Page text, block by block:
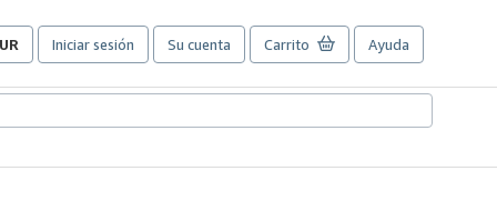
Iniciar sesión Su cuenta Carrito Ayuda